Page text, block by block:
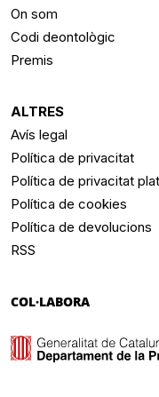
On som
Codi deontològic
Premis
ALTRES
Avís legal
Política de privacitat
Política de privacitat
Política de cookies
Política de devolucions
RSS
COL·LABORA